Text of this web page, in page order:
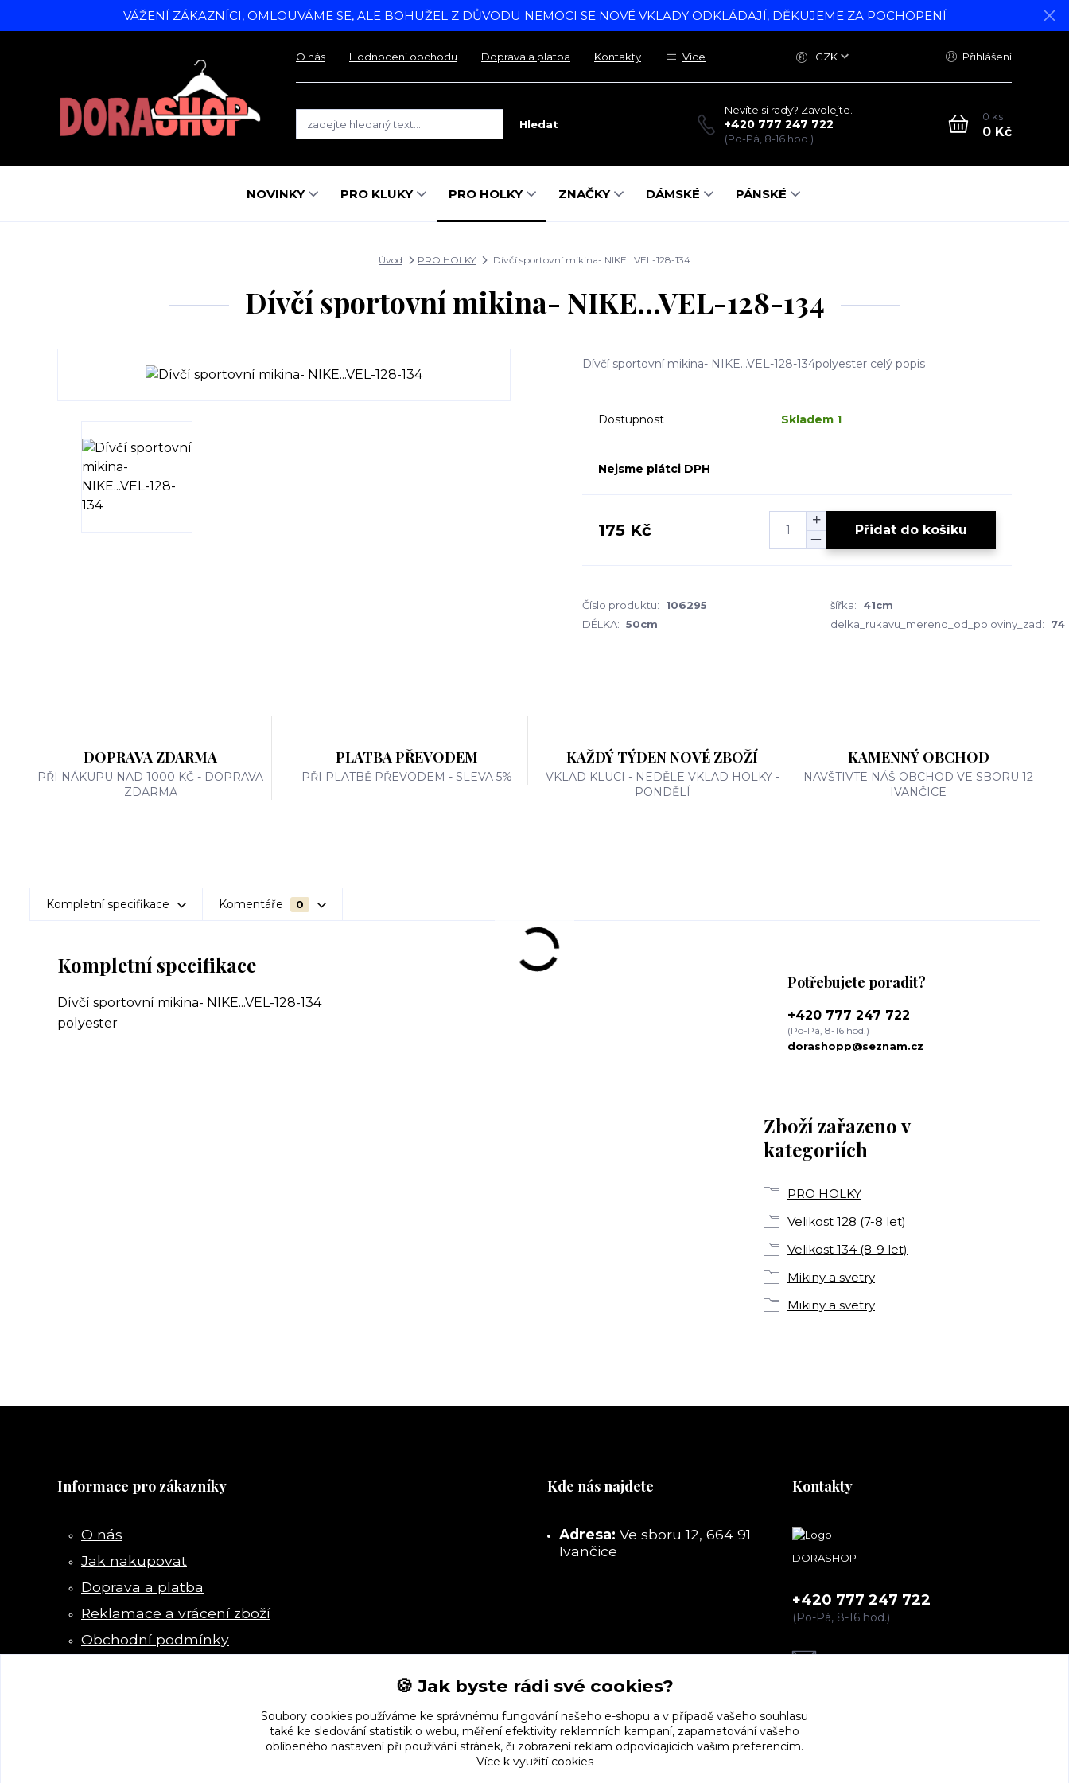
VÁŽENÍ ZÁKAZNÍCI, OMLOUVÁME SE, ALE BOHUŽEL Z DŮVODU NEMOCI SE NOVÉ VKLADY ODKLÁDAJÍ, DĚKUJEME ZA POCHOPENÍ
O nás Hodnocení obchodu Doprava a platba Kontakty Více CZK Přihlášení
Hledat
Nevíte si rady? Zavolejte.
+420 777 247 722
(Po-Pá, 8-16 hod.)
0 ks
0 Kč
NOVINKY PRO KLUKY PRO HOLKY ZNAČKY DÁMSKÉ PÁNSKÉ
Úvod PRO HOLKY Dívčí sportovní mikina- NIKE...VEL-128-134
Dívčí sportovní mikina- NIKE...VEL-128-134
Dívčí sportovní mikina- NIKE...VEL-128-134polyester celý popis
Dostupnost Skladem 1
Nejsme plátci DPH
175 Kč Přidat do košíku
Číslo produktu: 106295 šířka:
41cm
DÉLKA: 50cm delka_rukavu_mereno_od_poloviny_zad: 74
DOPRAVA ZDARMA
PŘI NÁKUPU NAD 1000 KČ - DOPRAVA
ZDARMA
PLATBA PŘEVODEM
PŘI PLATBĚ PŘEVODEM - SLEVA 5%
KAŽDÝ TÝDEN NOVÉ ZBOŽÍ
VKLAD KLUCI - NEDĚLE VKLAD HOLKY -
PONDĚLÍ
KAMENNÝ OBCHOD
NAVŠTIVTE NÁŠ OBCHOD VE SBORU 12
IVANČICE
Kompletní specifikace Komentáře 0
Kompletní specifikace
Dívčí sportovní mikina- NIKE...VEL-128-134
polyester
Zboží zařazeno v
kategoriích
PRO HOLKY
Velikost 128 (7-8 let)
Velikost 134 (8-9 let)
Mikiny a svetry
Mikiny a svetry
Potřebujete poradit?
+420 777 247 722
(Po-Pá, 8-16 hod.)
dorashopp@seznam.cz
Informace pro zákazníky
O nás
Jak nakupovat
Doprava a platba
Reklamace a vrácení zboží
Obchodní podmínky
Kde nás najdete
Adresa: Ve sboru 12, 664 91
Ivančice
Kontakty
DORASHOP
+420 777 247 722
(Po-Pá, 8-16 hod.)
dorashopp@seznam.cz
🍪 Jak byste rádi své cookies?
Soubory cookies používáme ke správnému fungování našeho e-shopu a v případě vašeho souhlasu
také ke sledování statistik o webu, měření efektivity reklamních kampaní, zapamatování vašeho
oblíbeného nastavení při používání stránek, či zobrazení reklam odpovídajících vašim preferencím.
Více k využití cookies